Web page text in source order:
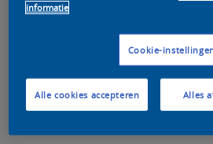
Wellicht heb je een oude link of
bij de invoer van het adres.
Terug naarde homepage
informatie
Cookie-
Alles
Alle cookies accepteren